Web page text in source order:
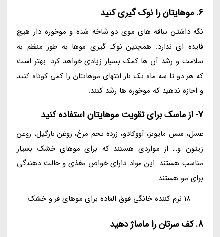
6. موهایتان را نوک گیری کنید
نگه داشتن ساقه های موی دو شاخه شده و موخوره دار هیچ
فایده ای ندارد. همچنین نوک گیری موها به طور منظم به
سلامت و رشد آن ها کمک بسیار زیادی خواهد کرد. بهتر است
که هر دو تا سه ماه یک بار انتهای موهایتان را کمی کوتاه کنید
و اجازه ندهید که موخوره ها رشد کنند.
7- از ماسک برای تقویت موهایتان استفاده کنید
عسل، سس مایونز، آووکادو، زرده تخم مرغ، روغن نارگیل، روغن
زیتون و… از مواردی هستند که برای موهای خشک بسیار
مناسب هستند. این مواد دارای خواص مغذی و حالت دهندگی
برای مو هستند.
18 نرم کننده خانگی فوق العاده برای موهای فر و خشک
8. کف سرتان را ماساژ دهید